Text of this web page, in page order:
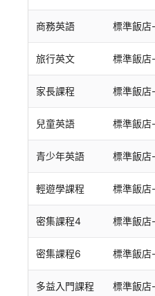
商務英語 標準飯店
旅行英文 標準飯店
家長課程 標準飯店
兒童英語 標準飯店
青少年英語 標準飯店
輕遊學課程 標準飯店
密集課程4 標準飯店
密集課程6 標準飯店
多益入門課程 標準飯店